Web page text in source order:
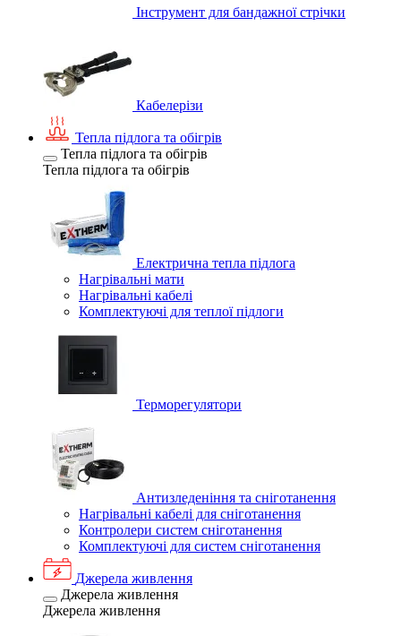
Інструмент для бандажної стрічки
Кабелерізи
Тепла підлога та обігрів
Тепла підлога та обігрів
Тепла підлога та обігрів
Електрична тепла підлога
Нагрівальні мати
Нагрівальні кабелі
Комплектуючі для теплої підлоги
Терморегулятори
Антизледеніння та сніготанення
Нагрівальні кабелі для сніготанення
Контролери систем сніготанення
Комплектуючі для систем сніготанення
Джерела живлення
Джерела живлення
Джерела живлення